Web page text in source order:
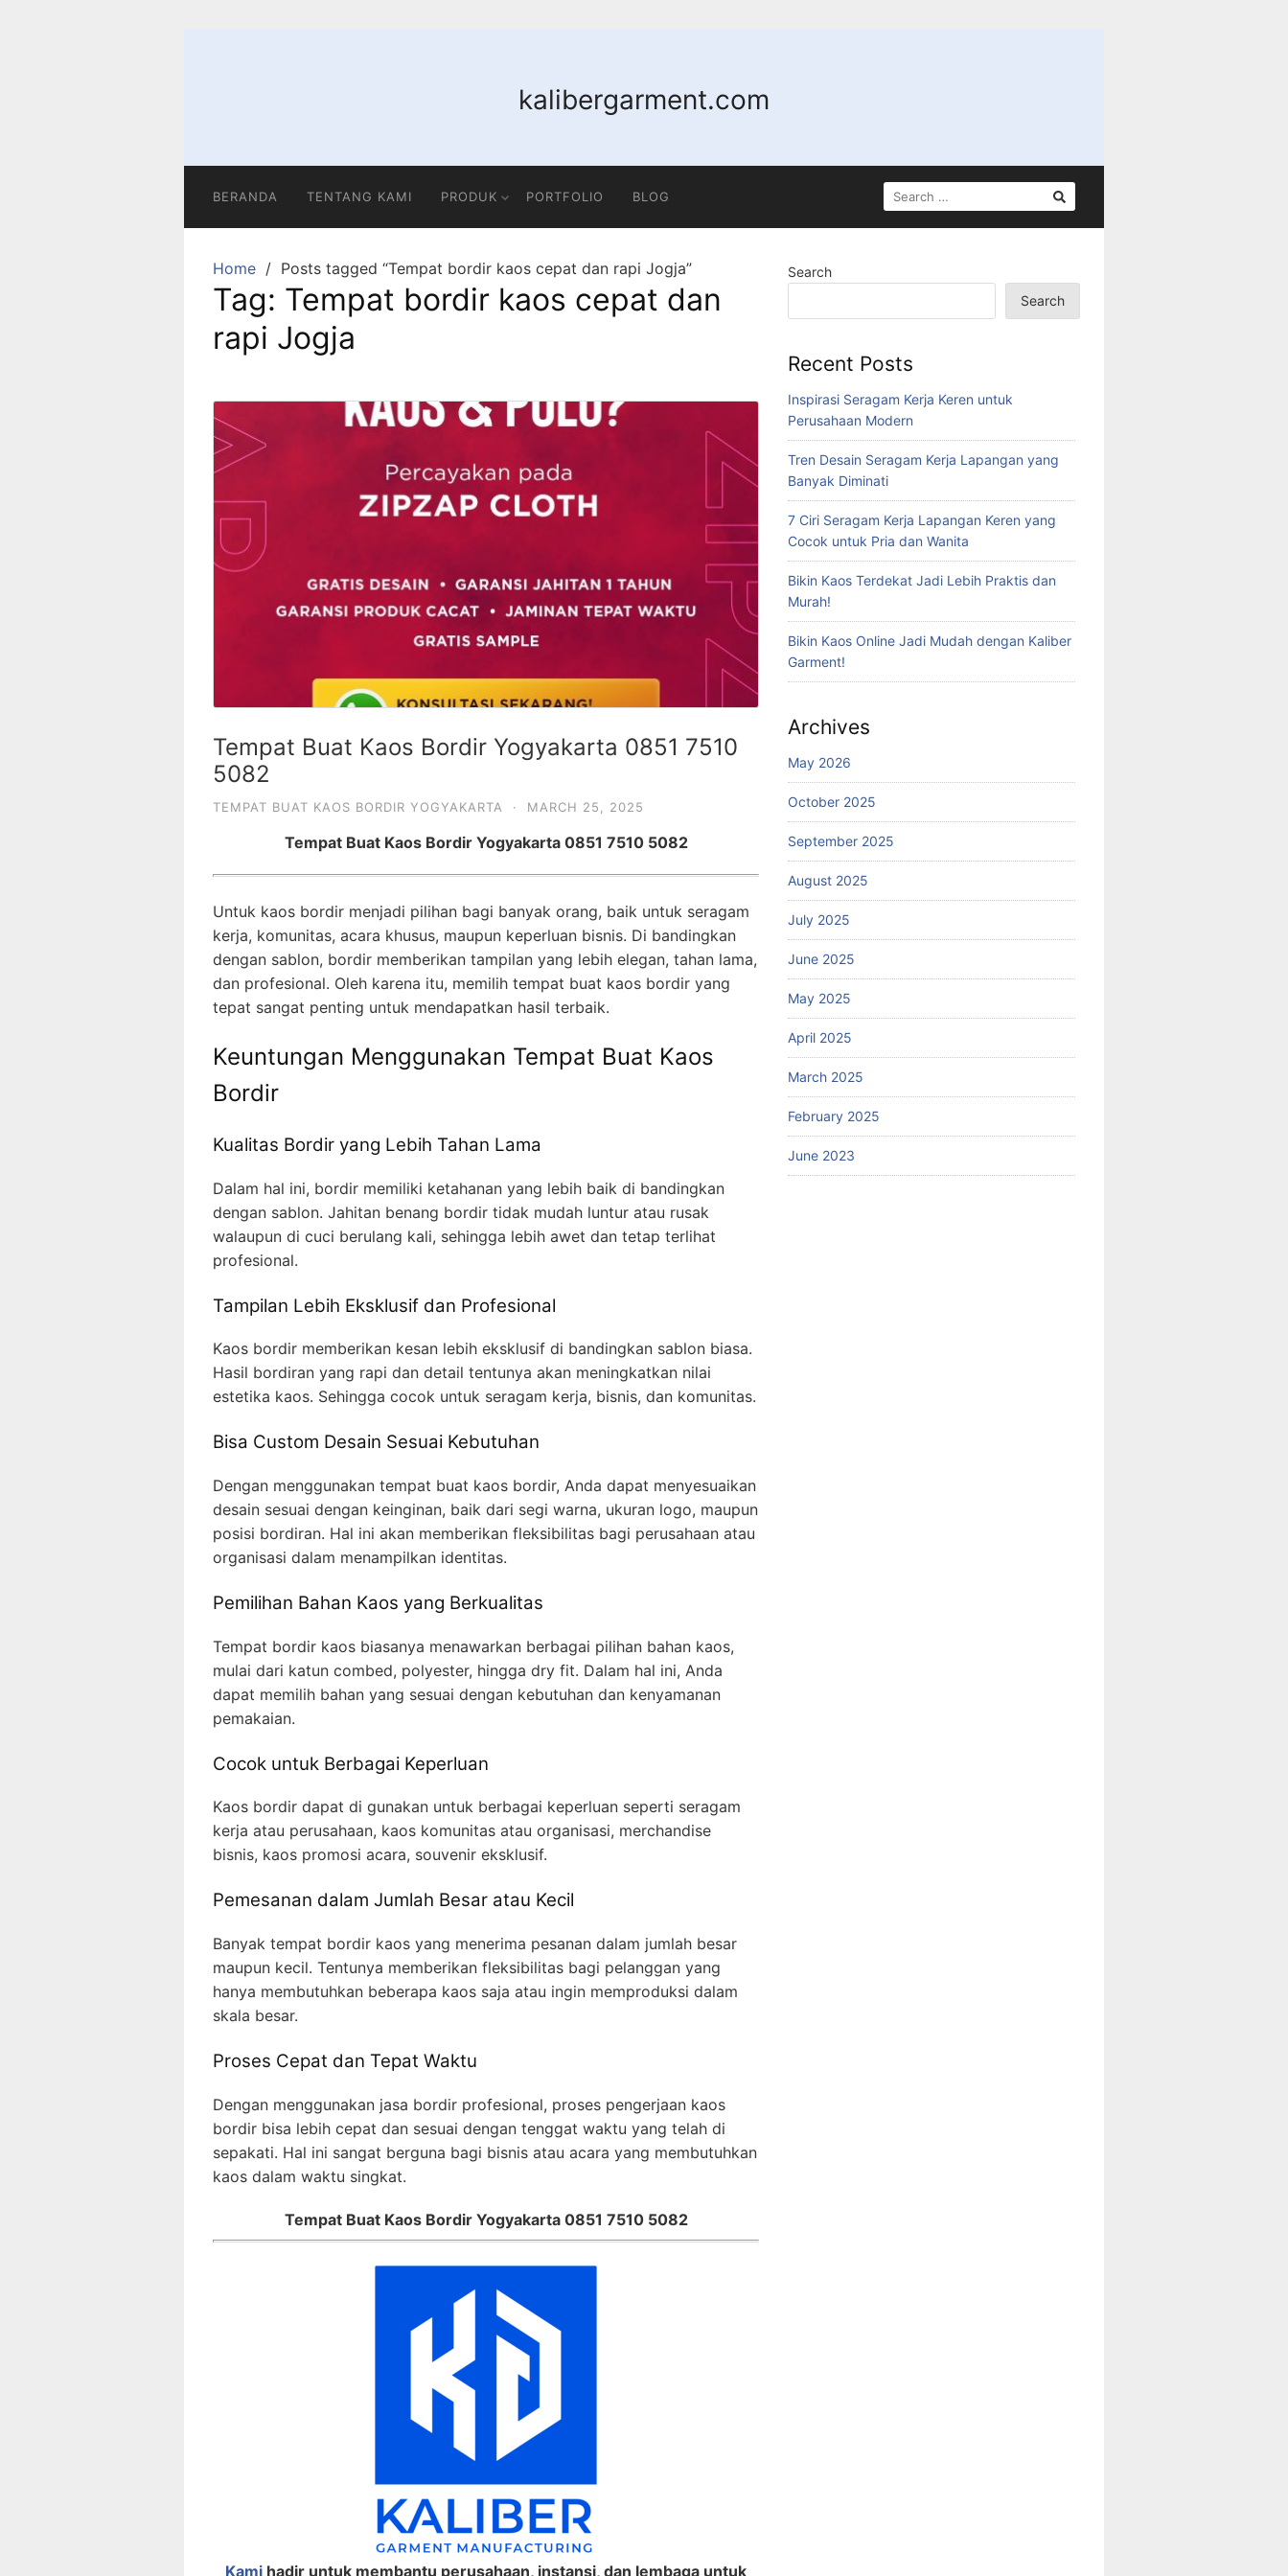
kalibergarment.com
BERANDA TENTANG KAMI PRODUK PORTFOLIO BLOG
SEARCH
FOR:
Home Posts tagged “Tempat bordir kaos cepat dan rapi Jogja”
Tag: Tempat bordir kaos cepat dan
rapi Jogja
Tempat Buat Kaos Bordir Yogyakarta 0851 7510
5082
TEMPAT BUAT KAOS BORDIR YOGYAKARTA · MARCH 25, 2025
Tempat Buat Kaos Bordir Yogyakarta 0851 7510 5082
Untuk kaos bordir menjadi pilihan bagi banyak orang, baik untuk seragam
kerja, komunitas, acara khusus, maupun keperluan bisnis. Di bandingkan
dengan sablon, bordir memberikan tampilan yang lebih elegan, tahan lama,
dan profesional. Oleh karena itu, memilih tempat buat kaos bordir yang
tepat sangat penting untuk mendapatkan hasil terbaik.
Keuntungan Menggunakan Tempat Buat Kaos
Bordir
Kualitas Bordir yang Lebih Tahan Lama
Dalam hal ini, bordir memiliki ketahanan yang lebih baik di bandingkan
dengan sablon. Jahitan benang bordir tidak mudah luntur atau rusak
walaupun di cuci berulang kali, sehingga lebih awet dan tetap terlihat
profesional.
Tampilan Lebih Eksklusif dan Profesional
Kaos bordir memberikan kesan lebih eksklusif di bandingkan sablon biasa.
Hasil bordiran yang rapi dan detail tentunya akan meningkatkan nilai
estetika kaos. Sehingga cocok untuk seragam kerja, bisnis, dan komunitas.
Bisa Custom Desain Sesuai Kebutuhan
Dengan menggunakan tempat buat kaos bordir, Anda dapat menyesuaikan
desain sesuai dengan keinginan, baik dari segi warna, ukuran logo, maupun
posisi bordiran. Hal ini akan memberikan fleksibilitas bagi perusahaan atau
organisasi dalam menampilkan identitas.
Pemilihan Bahan Kaos yang Berkualitas
Tempat bordir kaos biasanya menawarkan berbagai pilihan bahan kaos,
mulai dari katun combed, polyester, hingga dry fit. Dalam hal ini, Anda
dapat memilih bahan yang sesuai dengan kebutuhan dan kenyamanan
pemakaian.
Cocok untuk Berbagai Keperluan
Kaos bordir dapat di gunakan untuk berbagai keperluan seperti seragam
kerja atau perusahaan, kaos komunitas atau organisasi, merchandise
bisnis, kaos promosi acara, souvenir eksklusif.
Pemesanan dalam Jumlah Besar atau Kecil
Banyak tempat bordir kaos yang menerima pesanan dalam jumlah besar
maupun kecil. Tentunya memberikan fleksibilitas bagi pelanggan yang
hanya membutuhkan beberapa kaos saja atau ingin memproduksi dalam
skala besar.
Proses Cepat dan Tepat Waktu
Dengan menggunakan jasa bordir profesional, proses pengerjaan kaos
bordir bisa lebih cepat dan sesuai dengan tenggat waktu yang telah di
sepakati. Hal ini sangat berguna bagi bisnis atau acara yang membutuhkan
kaos dalam waktu singkat.
Tempat Buat Kaos Bordir Yogyakarta 0851 7510 5082
Kami hadir untuk membantu perusahaan, instansi, dan lembaga untuk
Search
Search
Recent Posts
Inspirasi Seragam Kerja Keren untuk
Perusahaan Modern
Tren Desain Seragam Kerja Lapangan yang
Banyak Diminati
7 Ciri Seragam Kerja Lapangan Keren yang
Cocok untuk Pria dan Wanita
Bikin Kaos Terdekat Jadi Lebih Praktis dan
Murah!
Bikin Kaos Online Jadi Mudah dengan Kaliber
Garment!
Archives
May 2026
October 2025
September 2025
August 2025
July 2025
June 2025
May 2025
April 2025
March 2025
February 2025
June 2023